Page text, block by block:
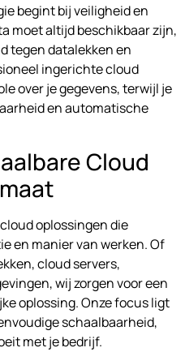
begint bij veiligheid en
moet altijd beschikbaar zijn,
tegen datalekken en
ingerichte cloud
over je gegevens, terwijl je
en automatische
Cloud
oplossingen die
en manier van werken. Of
cloud servers,
wij zorgen voor een
oplossing. Onze focus ligt
schaalbaarheid,
met je bedrijf.